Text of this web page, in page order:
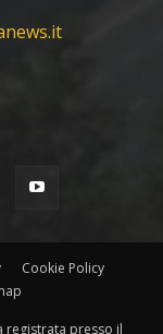
Cookie Policy
registrata presso il